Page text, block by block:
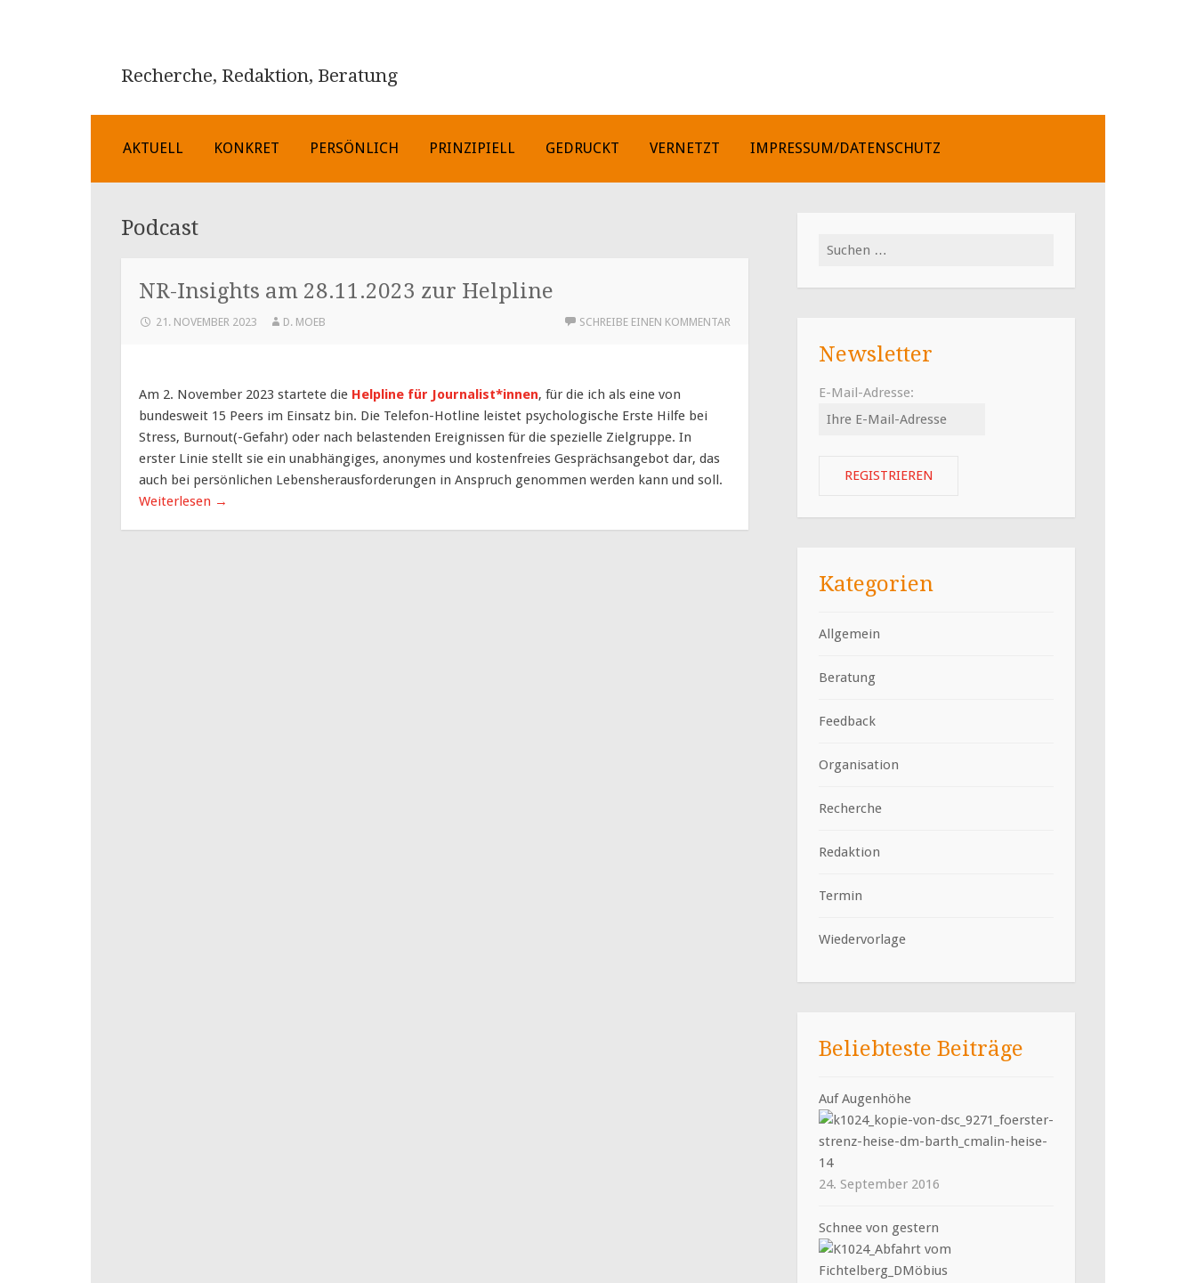
Recherche, Redaktion, Beratung
ZUM
SPRINGEN
AKTUELL KONKRET PERSÖNLICH PRINZIPIELL GEDRUCKT VERNETZT IMPRESSUM/DATENSCHUTZ
Podcast
NR-Insights am 28.11.2023 zur Helpline
21. NOVEMBER 2023 D. MOEB SCHREIBE EINEN KOMMENTAR
Am 2. November 2023 startete die Helpline für Journalist*innen, für die ich als eine von
bundesweit 15 Peers im Einsatz bin. Die Telefon-Hotline leistet psychologische Erste Hilfe bei
Stress, Burnout(-Gefahr) oder nach belastenden Ereignissen für die spezielle Zielgruppe. In
erster Linie stellt sie ein unabhängiges, anonymes und kostenfreies Gesprächsangebot dar, das
auch bei persönlichen Lebensherausforderungen in Anspruch genommen werden kann und soll.
Weiterlesen →
Suchen
Newsletter
E-Mail-Adresse:
Kategorien
Allgemein
Beratung
Feedback
Organisation
Recherche
Redaktion
Termin
Wiedervorlage
Beliebteste Beiträge
Auf Augenhöhe
24. September 2016
Schnee von gestern